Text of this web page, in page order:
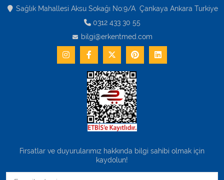
Sağlık Mahallesi Aksu Sokağı No:9/A Çankaya Ankara Turkiye
0312 433 30 55
bilgi@erkentmed.com
Fırsatlar ve duyurularımız hakkında bilgi sahibi olmak için
kaydolun!